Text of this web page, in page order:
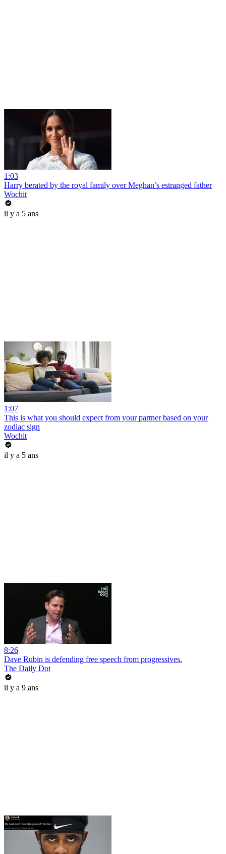
1:03
Harry berated by the royal family over Meghan’s estranged father
Wochit
il y a 5 ans
1:07
This is what you should expect from your partner based on your
zodiac sign
Wochit
il y a 5 ans
8:26
Dave Rubin is defending free speech from progressives.
The Daily Dot
il y a 9 ans